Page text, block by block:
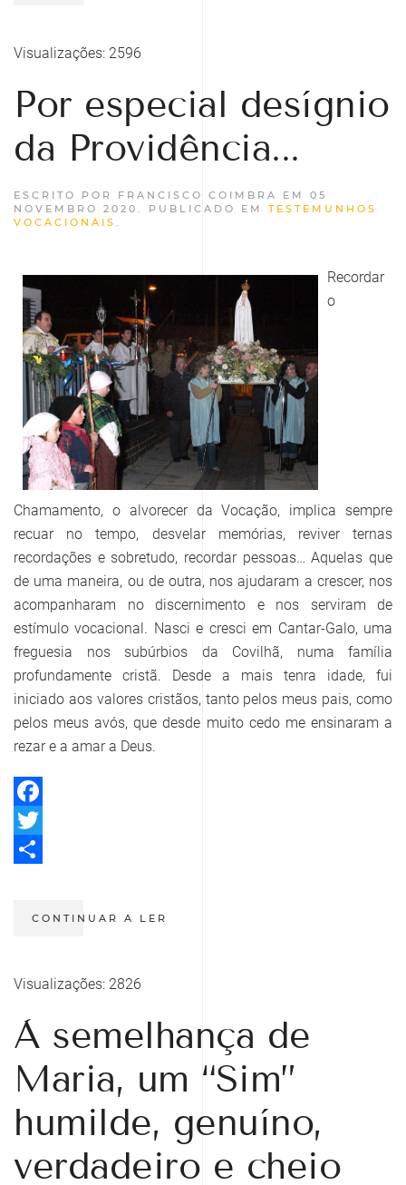
Visualizações: 2596
Por especial desígnio
da Providência...
ESCRITO POR FRANCISCO COIMBRA EM 05
NOVEMBRO 2020 . PUBLICADO EM TESTEMUNHOS
VOCACIONAIS .
Recordar
o
Chamamento, o alvorecer da Vocação, implica sempre
recuar no tempo, desvelar memórias, reviver ternas
recordações e sobretudo, recordar pessoas… Aquelas que
de uma maneira, ou de outra, nos ajudaram a crescer, nos
acompanharam no discernimento e nos serviram de
estímulo vocacional. Nasci e cresci em Cantar-Galo, uma
freguesia nos subúrbios da Covilhã, numa família
profundamente cristã. Desde a mais tenra idade, fui
iniciado aos valores cristãos, tanto pelos meus pais, como
pelos meus avós, que desde muito cedo me ensinaram a
rezar e a amar a Deus.
Facebook
Twitter
CONTINUAR A LER
Visualizações: 2826
À semelhança de
Maria, um “Sim”
humilde, genuíno,
verdadeiro e cheio